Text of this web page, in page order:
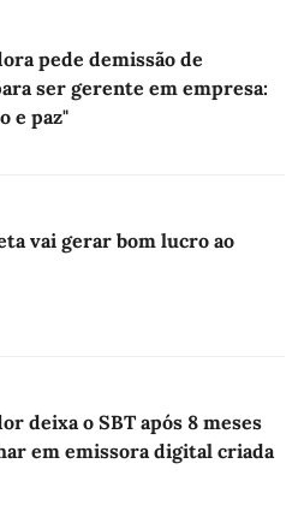
pede demissão de
ser gerente em empresa:
e paz"
vai gerar bom lucro ao
deixa o SBT após 8 meses
em emissora digital criada